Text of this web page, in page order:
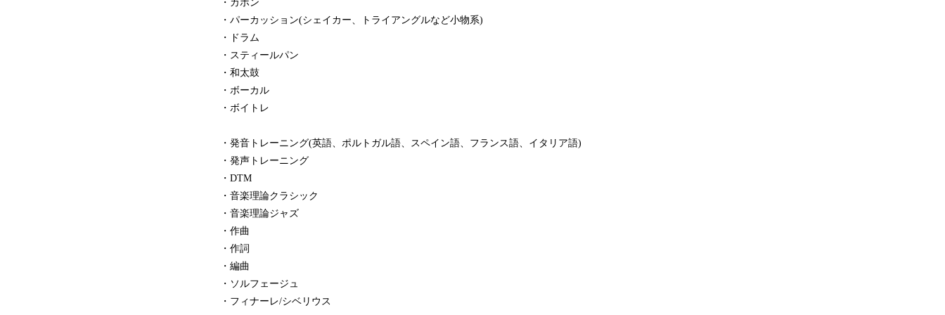
・カホン
・パーカッション(シェイカー、トライアングルなど小物系)
・ドラム
・スティールパン
・和太鼓
・ボーカル
・ボイトレ
・発音トレーニング(英語、ポルトガル語、スペイン語、フランス語、イタリア語)
・発声トレーニング
・DTM
・音楽理論クラシック
・音楽理論ジャズ
・作曲
・作詞
・編曲
・ソルフェージュ
・フィナーレ/シベリウス